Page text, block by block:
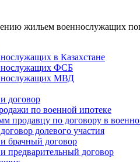
жильем военнослужащих
в Казахстане
ФСБ
МВД
договор
по военной ипотеке
продавцу по договору в
долевого участия
брачный договор
предварительный договор